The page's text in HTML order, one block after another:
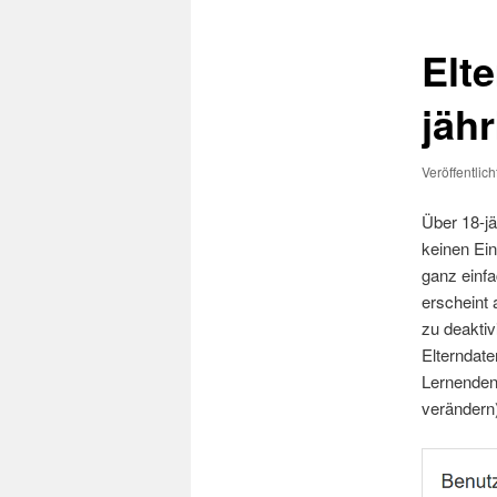
Über 18-
keinen
ganz
erscheint
zu